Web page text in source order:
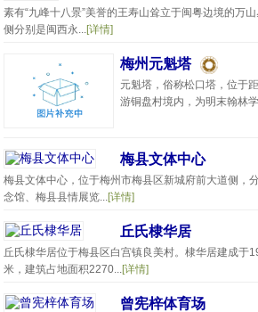
素有“九峰十八景”美誉的王寿山耸立于闽粤边境的万
侧分别是闽西永...[详情]
梅州元魁塔
元魁塔，俗称松口塔，位于
游铜盘村境内，为明末翰林
梅县文体中心
梅县文体中心，位于梅州市梅县区新城府前大道侧，
念馆、梅县县情展览...[详情]
丘氏棣华居
丘氏棣华居位于梅县区白宫镇良美村。棣华居建成于
米，建筑占地面积2270...[详情]
曾宪梓体育场